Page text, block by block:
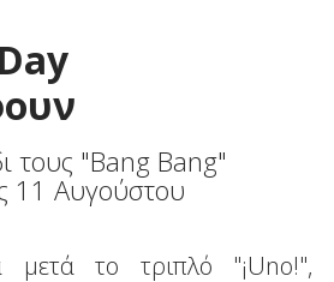
τους "Bang Bang"
11 Αυγούστου
μετά το τριπλό "¡Uno!",